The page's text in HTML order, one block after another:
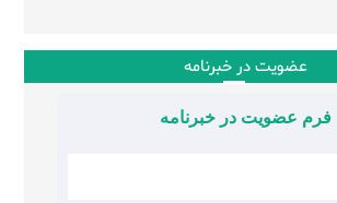
عضویت در خبرنامه
فرم عضویت در خبرنامه